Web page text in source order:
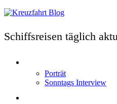
Schiffsreisen täglich
Porträt
Sonntags Interview